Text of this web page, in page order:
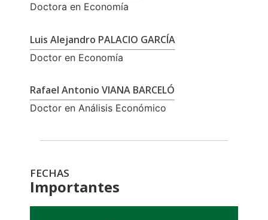
Doctora en Economía
Luis Alejandro PALACIO GARCÍA
Doctor en Economía
Rafael Antonio VIANA BARCELÓ
Doctor en Análisis Económico
FECHAS
Importantes